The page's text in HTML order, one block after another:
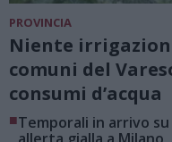
PROVINCIA
Niente
comuni del
consumi d’acqua
■Temporali in arrivo